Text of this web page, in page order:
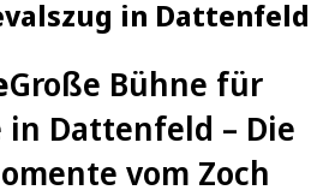
in Dattenfeld
Große Bühne für
in Dattenfeld – Die
vom Zoch